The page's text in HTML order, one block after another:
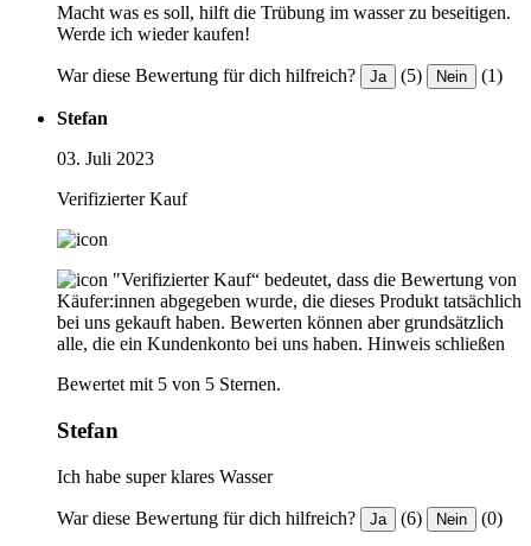
Macht was es soll, hilft die Trübung im wasser zu beseitigen.
Werde ich wieder kaufen!
War diese Bewertung für dich hilfreich? Ja (5) Nein (1)
Stefan
03. Juli 2023
Verifizierter Kauf
"Verifizierter Kauf“ bedeutet, dass die Bewertung von
Käufer:innen abgegeben wurde, die dieses Produkt tatsächlich
bei uns gekauft haben. Bewerten können aber grundsätzlich
alle, die ein Kundenkonto bei uns haben. Hinweis schließen
Bewertet mit 5 von 5 Sternen.
Stefan
Ich habe super klares Wasser
War diese Bewertung für dich hilfreich? Ja (6) Nein (0)